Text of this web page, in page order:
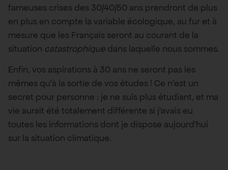
fameuses crises des 30/40/50 ans prendront de plus
en plus en compte la variable écologique, au fur et à
mesure que les Français seront au courant de la
situation catastrophique dans laquelle nous sommes.
Enfin, vos aspirations à 30 ans ne seront pas les
mêmes qu’à la sortie de vos études ! Ce n’est un
secret pour personne : je ne suis plus étudiant, et ma
vie aurait été totalement différente si j’avais eu
toutes les informations dont je dispose aujourd’hui
sur la situation climatique.